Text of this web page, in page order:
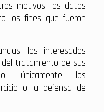
motivos, los datos
los fines que fueron
los interesados
del tratamiento de sus
únicamente los
o la defensa de